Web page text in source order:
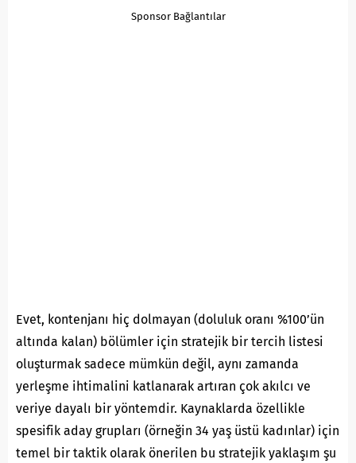
Sponsor Bağlantılar
Evet, kontenjanı hiç dolmayan (doluluk oranı %100’ün
altında kalan) bölümler için stratejik bir tercih listesi
oluşturmak sadece mümkün değil, aynı zamanda
yerleşme ihtimalini katlanarak artıran çok akılcı ve
veriye dayalı bir yöntemdir. Kaynaklarda özellikle
spesifik aday grupları (örneğin 34 yaş üstü kadınlar) için
temel bir taktik olarak önerilen bu stratejik yaklaşım şu